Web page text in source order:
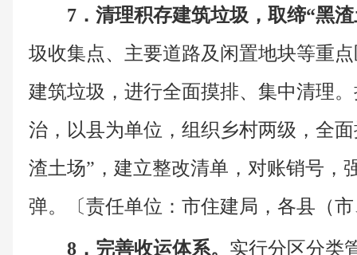
7．清理积存建筑垃圾，取缔“黑
圾收集点、主要道路及闲置地块等重
建筑垃圾，进行全面摸排、集中清理
治，以县为单位，组织乡村两级，全
渣土场”，建立整改清单，对账销号，
弹。〔责任单位：市住建局，各县（
8．完善收运体系。 实行分区分类